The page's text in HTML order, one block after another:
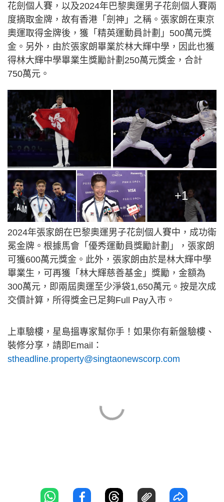
花劍個人賽，以及2024年巴黎奧運男子花劍個人賽兩
度摘取金牌，故有香港「劍神」之稱。張家朗在東京
奧運取得金牌後，獲「精英運動員計劃」500萬元獎
金。另外，由於張家朗畢業於林大輝中學，因此也獲
得林大輝中學畢業生獎勵計劃250萬元獎金，合計
750萬元。
+1
2024年張家朗在巴黎奧運男子花劍個人賽中，成功衛
冕金牌。根據馬會「優秀運動員獎勵計劃」，張家朗
可獲600萬元獎金。此外，張家朗由於是林大輝中學
畢業生，可再獲「林大輝慈善基金」獎勵，金額為
300萬元，即兩屆奧運至少淨袋1,650萬元。按是次成
交價計算，所得獎金已足夠Full Pay入市。
上車驗樓，星島搵專家幫你手！如果你有新盤驗樓、
裝修分享，請即Email：
stheadline.property@singtaonewscorp.com